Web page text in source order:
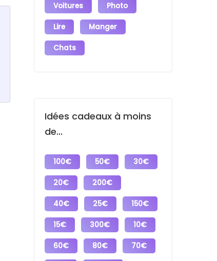
Voitures Photo
Lire Manger
Chats
Idées cadeaux à moins
de...
100€ 50€ 30€
20€ 200€
40€ 25€ 150€
15€ 300€ 10€
60€ 80€ 70€